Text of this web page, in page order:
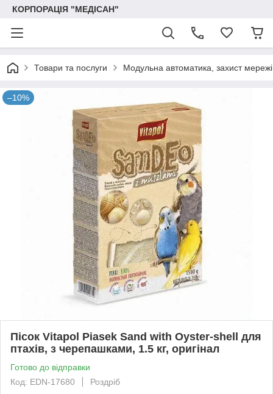
КОРПОРАЦІЯ "МЕДІСАН"
Товари та послуги Модульна автоматика, захист мережі
–10%
Пісок Vitapol Piasek Sand with Oyster-shell для
птахів, з черепашками, 1.5 кг, оригінал
Готово до відправки
Код: EDN-17680
Роздріб